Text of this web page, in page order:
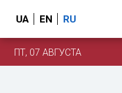
UA EN RU
ПТ, 07 АВГУСТА